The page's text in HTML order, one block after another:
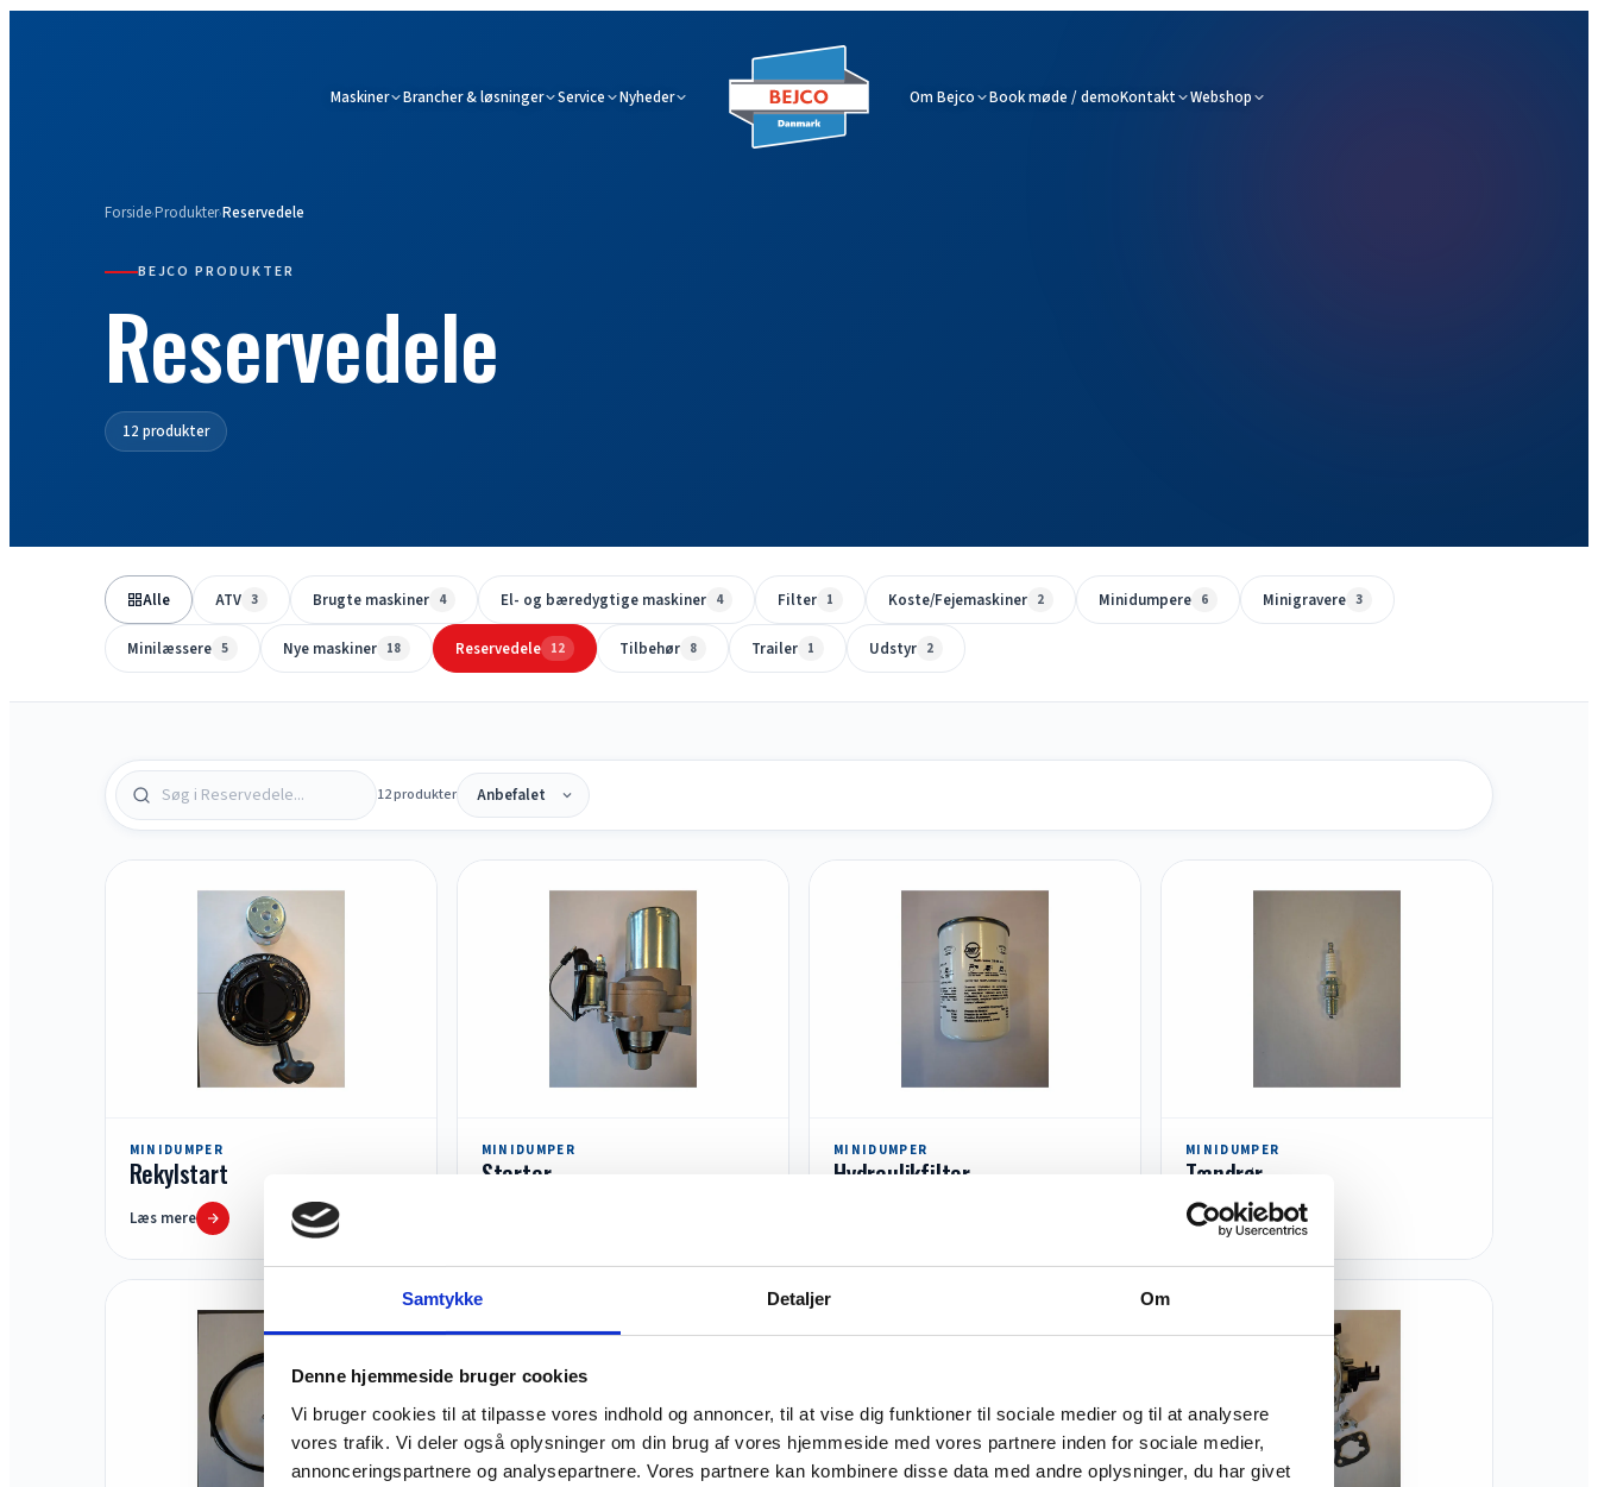
Samtykke Detaljer Om
Denne hjemmeside bruger cookies
Vi bruger cookies til at tilpasse vores indhold og annoncer, til at vise dig funktioner til sociale medier og til at analysere
vores trafik. Vi deler også oplysninger om din brug af vores hjemmeside med vores partnere inden for sociale medier,
annonceringspartnere og analysepartnere. Vores partnere kan kombinere disse data med andre oplysninger, du har givet
Maskiner Brancher & løsninger Service Nyheder Om Bejco Book møde / demoKontakt Webshop
Forside›Produkter›Reservedele
BEJCO PRODUKTER
Reservedele
12 produkter
Alle ATV 3 Brugte maskiner 4 El- og bæredygtige maskiner 4 Filter 1 Koste/Fejemaskiner 2 Minidumpere 6 Minigravere 3
Minilæssere 5 Nye maskiner 18 Reservedele 12 Tilbehør 8 Trailer 1 Udstyr 2
12 produkter
MINIDUMPER
Rekylstart
Læs mere
MINIDUMPER
Starter
MINIDUMPER
Hydraulikfilter
MINIDUMPER
Tændrør
Læs mere